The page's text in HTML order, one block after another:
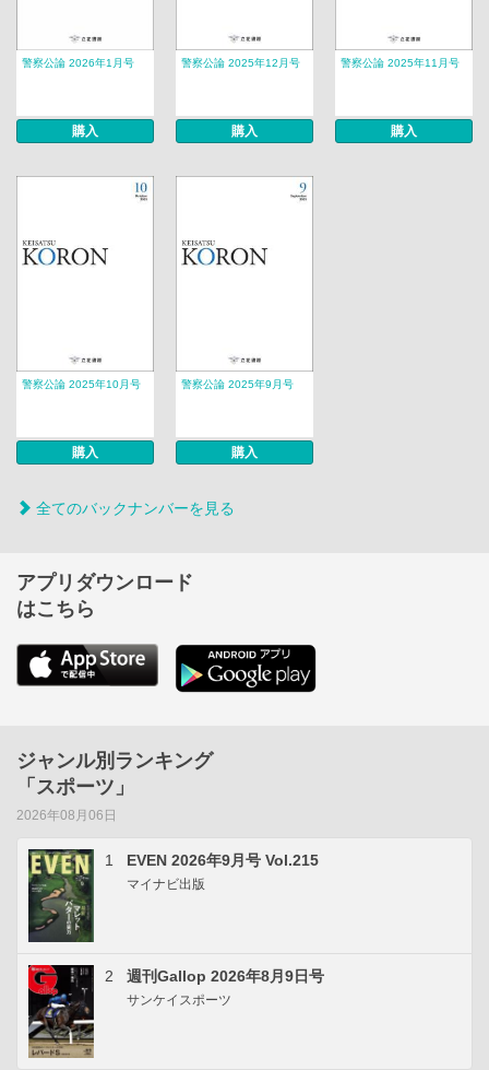
警察公論 2026年1月号
購入
警察公論 2025年12月号
購入
警察公論 2025年11月号
購入
警察公論 2025年10月号
購入
警察公論 2025年9月号
購入
全てのバックナンバーを見る
アプリダウンロード
はこちら
ジャンル別ランキング
「スポーツ」
2026年08月06日
1 EVEN 2026年9月号 Vol.215
マイナビ出版
2 週刊Gallop 2026年8月9日号
サンケイスポーツ